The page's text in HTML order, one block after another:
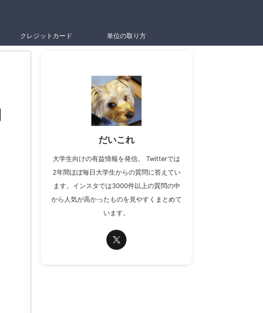
クレジットカード 単位の取り方
だいこれ
大学生向けの有益情報を発信。 Twitterでは
2年間ほぼ毎日大学生からの質問に答えてい
ます。インスタでは3000件以上の質問の中
から人気が高かったものを見やすくまとめて
います。